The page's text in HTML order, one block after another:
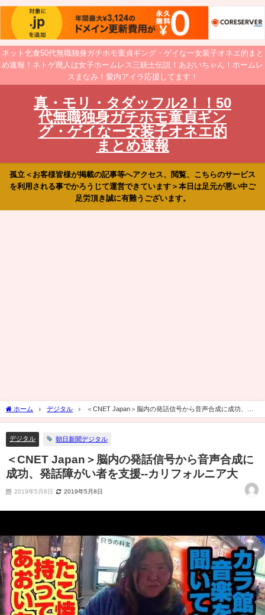
ネット乞食50代無職独身ガチホモ童貞ギング・ゲイなー女装子オネエ的まと
め速報！ネトゲ廃人は女子ホームレス三銃士伝説！あおいちゃん！ホームレ
スまなみ！愛内アイラ応援してます！
真・モリ・タダッフル2！！50
代無職独身ガチホモ童貞ギン
グ・ゲイなー女装子オネエ的
まとめ速報
孤立＜お客様皆様が掲載の記事等へアクセス、閲覧、こちらのサービス
を利用される事でかろうじて運営できています＞本日は足元が悪い中ご
足労頂き誠に有難うございます。
ホーム デジタル
＜CNET Japan＞脳内の発話信号から音声合成に成功、発
話障がい者を支援--カリフォルニア大
デジタル 朝日新聞デジタル
＜CNET Japan＞脳内の発話信号から音声合成に
成功、発話障がい者を支援--カリフォルニア大
2019年5月8日 2019年5月8日